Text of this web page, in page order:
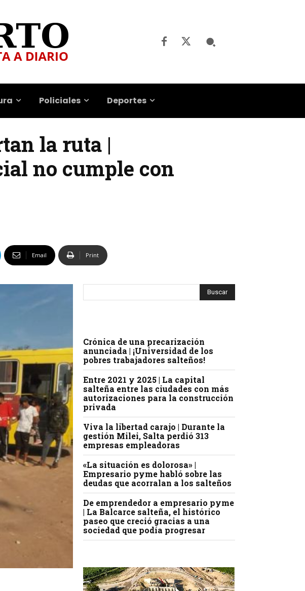
Policiales Deportes
la ruta |
no cumple con
Email Print
Crónica de una precarización
anunciada | ¡Universidad de los
pobres trabajadores salteños!
Entre 2021 y 2025 | La capital
salteña entre las ciudades con más
autorizaciones para la construcción
privada
Viva la libertad carajo | Durante la
gestión Milei, Salta perdió 313
empresas empleadoras
«La situación es dolorosa» |
Empresario pyme habló sobre las
deudas que acorralan a los salteños
De emprendedor a empresario pyme
| La Balcarce salteña, el histórico
paseo que creció gracias a una
sociedad que podía progresar